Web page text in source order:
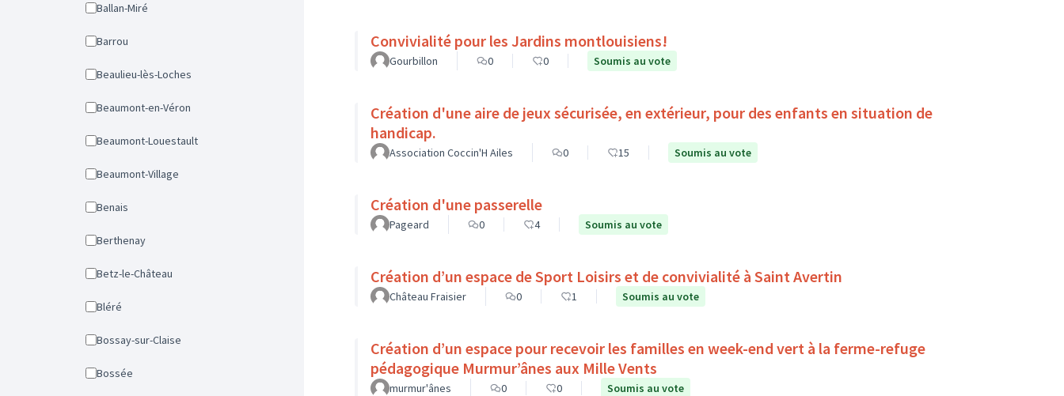
Ballan-Miré
Barrou
Beaulieu-lès-Loches
Beaumont-en-Véron
Beaumont-Louestault
Beaumont-Village
Benais
Berthenay
Betz-le-Château
Bléré
Bossay-sur-Claise
Bossée
Convivialité pour les Jardins montlouisiens!
Gourbillon 0 0 Soumis au vote
Création d'une aire de jeux sécurisée, en extérieur, pour des enfants en situation de
handicap.
Association Coccin'H Ailes 0 15 Soumis au vote
Création d'une passerelle
Pageard 0 4 Soumis au vote
Création d’un espace de Sport Loisirs et de convivialité à Saint Avertin
Château Fraisier 0 1 Soumis au vote
Création d’un espace pour recevoir les familles en week-end vert à la ferme-refuge
pédagogique Murmur’ânes aux Mille Vents
murmur'ânes 0 0 Soumis au vote